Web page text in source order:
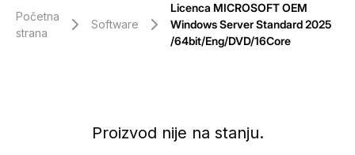
Početna
strana
Software
Licenca MICROSOFT OEM
Windows Server Standard 2025
/64bit/Eng/DVD/16Core
Proizvod nije na stanju.